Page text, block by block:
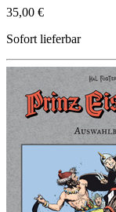
35,00 €
Sofort lieferbar